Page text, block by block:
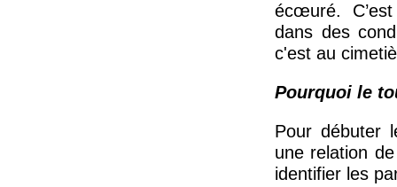
écœuré. C’est
dans des
c'est au
Pourquoi le
Pour débuter
une relation
identifier les